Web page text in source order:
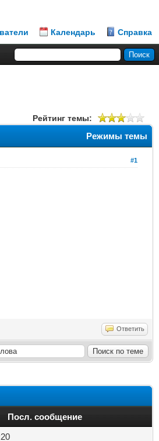
Календарь Справка
Рейтинг темы:
Режимы темы
#1
Ответить
Посл. сообщение